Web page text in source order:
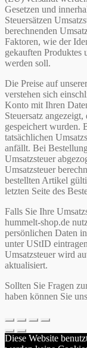
Gesetzen und
Steuersätzen
berechnenden
Faktoren, wie der
gekauften Produktes
werden soll.
Die Preise auf
verstehen sich
Konto mit Ihren
Steuersatz
gespeichert wurden.
tatsächlichen
anfällt. Bei
Umsatzsteuer
Umsatzsteuer
bestellten Artikel
letzten Seite des
Falls Sie Ihre
hummelt-shop.de
persönlichen Daten
unter UStID
Umsatzsteuer wird
aktualisiert.
Sollten Sie Fragen
haben können Sie
Diese Website